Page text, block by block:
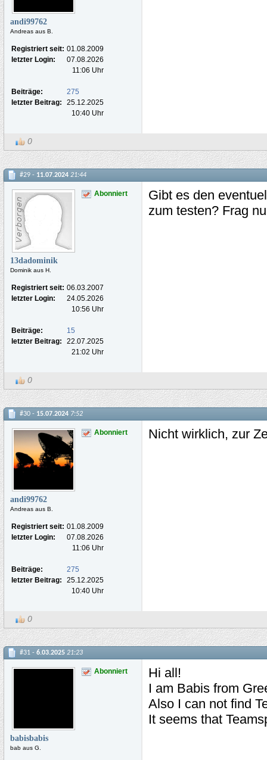
andi99762
Andreas aus B.
Registriert seit: 01.08.2009
letzter Login:
07.08.2026
11:06 Uhr
Beiträge:
275
letzter Beitrag:
25.12.2025
10:40 Uhr
0
#29 - 11.07.2024 21:44
Abonniert
13dadominik
Dominik aus H.
Registriert seit: 06.03.2007
letzter Login:
24.05.2026
10:56 Uhr
Beiträge:
15
letzter Beitrag:
22.07.2025
21:02 Uhr
Gibt es den
zum testen? Frag
0
#30 - 15.07.2024 7:52
Abonniert
andi99762
Andreas aus B.
Registriert seit: 01.08.2009
letzter Login:
07.08.2026
11:06 Uhr
Beiträge:
275
letzter Beitrag:
25.12.2025
10:40 Uhr
Nicht wirklich, zur
0
#31 - 6.03.2025 21:23
Abonniert
babisbabis
bab aus G.
Hi all!
I am Babis from
Also I can not find
It seems that